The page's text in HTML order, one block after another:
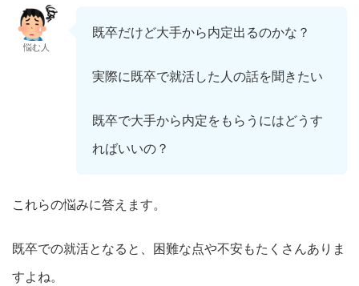
悩む人
既卒だけど大手から内定出るのかな？
実際に既卒で就活した人の話を聞きたい
既卒で大手から内定をもらうにはどうす
ればいいの？
これらの悩みに答えます。
既卒での就活となると、困難な点や不安もたくさんありま
すよね。